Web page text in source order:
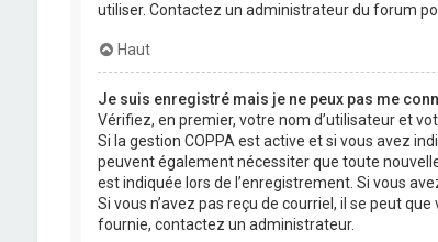
utiliser. Contactez un administrateur du forum
Haut
Je suis enregistré mais je ne peux pas me
Vérifiez, en premier, votre nom d’utilisateur et
Si la gestion COPPA est active et si vous avez
peuvent également nécessiter que toute
est indiquée lors de l’enregistrement. Si vous
Si vous n’avez pas reçu de courriel, il se peut
fournie, contactez un administrateur.